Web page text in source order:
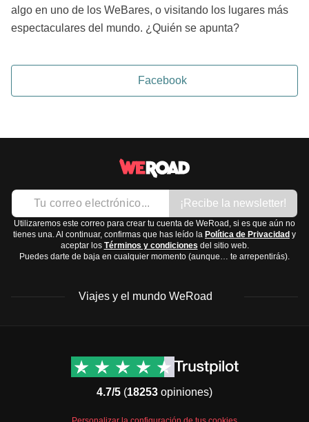
algo en uno de los WeBares, o visitando los lugares más
espectaculares del mundo. ¿Quién se apunta?
Facebook
¡Recibe la newsletter!
Utilizaremos este correo para crear tu cuenta de WeRoad, si es que aún no
tienes una. Al continuar, confirmas que has leído la Política de Privacidad y
aceptar los Términos y condiciones del sitio web.
Puedes darte de baja en cualquier momento (aunque… te arrepentirás).
Viajes y el mundo WeRoad
América del Norte
Oriente Medio
Contacto
Términos y condiciones
Condiciones generales
4.7/5 (18253 opiniones)